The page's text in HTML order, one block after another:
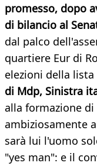
promesso, dopo
di bilancio al
dal palco
quartiere Eur di
elezioni della
di Mdp, Sinistra
alla formazione
ambiziosamente
sarà lui l'uomo
"yes man": e il